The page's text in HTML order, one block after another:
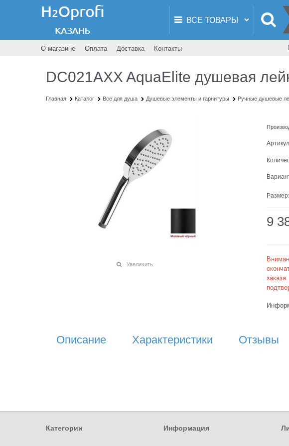
О магазине Оплата Доставка Контакты
DC021AXX AquaElite душевая
Главная Каталог Все для душа Душевые элементы и гарнитуры Ручные душевые
Увеличить
Размер:
9
Описание Характеристики Отзывы
Категории Информация